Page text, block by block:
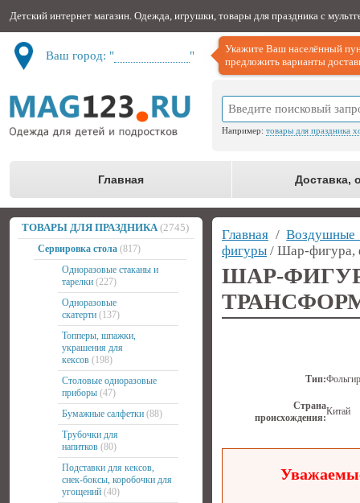
Детский интернет магазин. Одежда, игрушки, товары для праздника с
Ваш город: " "
Укажите Ваш населённый
предложить варианты
Например: товары для праздника
Главная Доставка,
ТОВАРЫ ДЛЯ ПРАЗДНИКА (2745)
Сервировка стола (817)
Одноразовые стаканы и
тарелки (227)
Одноразовые
скатерти (137)
Топперы, шпажки,
украшения для
кексов (198)
Столовые одноразовые
приборы (47)
Бумажные салфетки (88)
Трубочки для
напитков (80)
Подставки для кексов,
снек-боксы, коробочки для
угощений (40)
Главная /
фигуры / Шар-фигура,
ШАР-
Тип:
Страна
происхождения:
Китай